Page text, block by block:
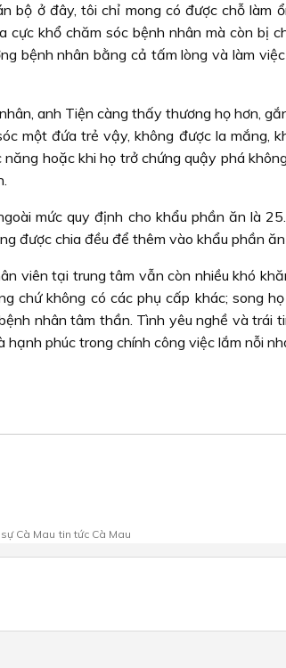
bộ ở đây, tôi chỉ mong có được chỗ làm
cực khổ chăm sóc bệnh nhân mà còn bị
bệnh nhân bằng cả tấm lòng và làm
anh Tiện càng thấy thương họ hơn,
một đứa trẻ vậy, không được la mắng,
hoặc khi họ trở chứng quậy phá
mức quy định cho khẩu phần ăn là
được chia đều để thêm vào khẩu phần
viên tại trung tâm vẫn còn nhiều khó
chứ không có các phụ cấp khác; song
nhân tâm thần. Tình yêu nghề và trái
hạnh phúc trong chính công việc lắm nỗi
Cà Mau tin tức Cà Mau